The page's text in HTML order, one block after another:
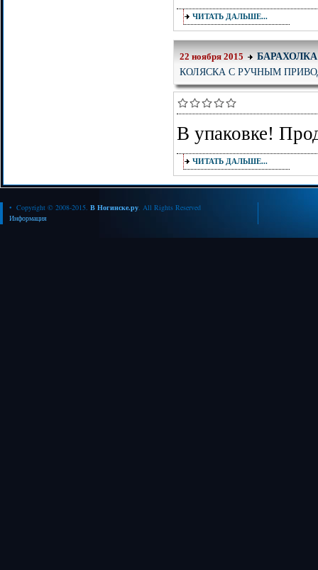
ЧИТАТЬ ДАЛЬШЕ...
22 ноября 2015 БАРАХОЛКА
КОЛЯСКА С РУЧНЫМ
В упаковке!
ЧИТАТЬ ДАЛЬШЕ...
• Copyright © 2008-2015. В Ногинске.ру. All Rights Reserved
Информация